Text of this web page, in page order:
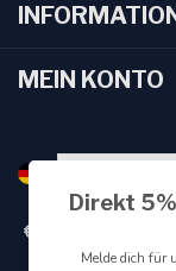
MEIN KONTO
€
Direkt
Melde dich für